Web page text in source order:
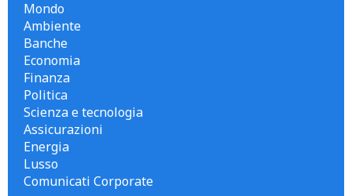
Mondo
Ambiente
Banche
Economia
Finanza
Politica
Scienza e tecnologia
Assicurazioni
Energia
Lusso
Comunicati Corporate